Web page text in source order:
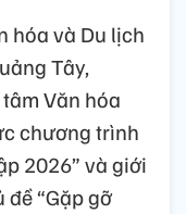
hóa và Du lịch
Tây,
Văn hóa
chương trình
2026” và giới
“Gặp gỡ